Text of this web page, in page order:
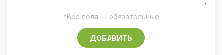
*Все поля — обязательные
ДОБАВИТЬ